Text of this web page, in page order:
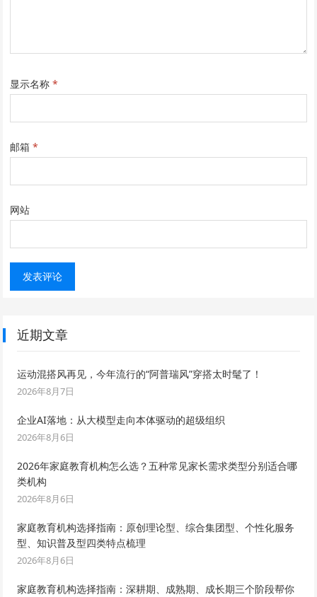
显示名称*
邮箱*
网站
近期文章
运动混搭风再见，今年流行的“阿普瑞风”穿搭太时髦了！
2026年8月7日
企业AI落地：从大模型走向本体驱动的超级组织
2026年8月6日
2026年家庭教育机构怎么选？五种常见家长需求类型分别适合哪
类机构
2026年8月6日
家庭教育机构选择指南：原创理论型、综合集团型、个性化服务
型、知识普及型四类特点梳理
2026年8月6日
家庭教育机构选择指南：深耕期、成熟期、成长期三个阶段帮你